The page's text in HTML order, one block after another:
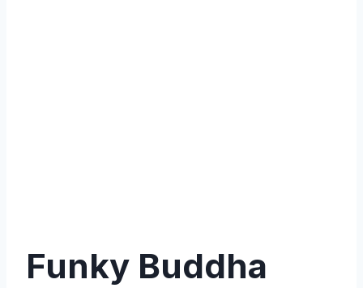
Funky Buddha